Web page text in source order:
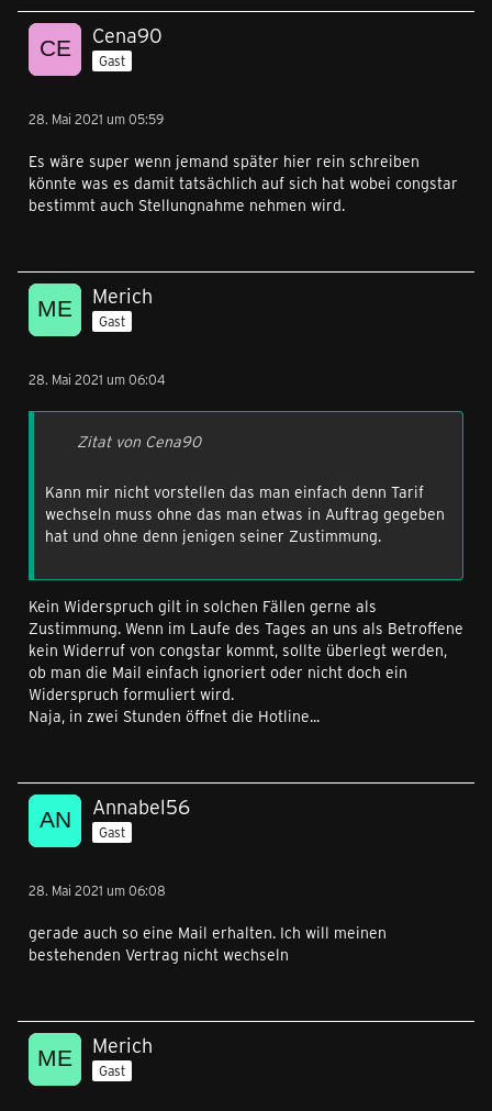
Cena90
Gast
28. Mai 2021 um 05:59
Es wäre super wenn jemand später hier rein schreiben
könnte was es damit tatsächlich auf sich hat wobei congstar
bestimmt auch Stellungnahme nehmen wird.
Merich
Gast
28. Mai 2021 um 06:04
Zitat von Cena90
Kann mir nicht vorstellen das man einfach denn Tarif
wechseln muss ohne das man etwas in Auftrag gegeben
hat und ohne denn jenigen seiner Zustimmung.
Kein Widerspruch gilt in solchen Fällen gerne als
Zustimmung. Wenn im Laufe des Tages an uns als Betroffene
kein Widerruf von congstar kommt, sollte überlegt werden,
ob man die Mail einfach ignoriert oder nicht doch ein
Widerspruch formuliert wird.
Naja, in zwei Stunden öffnet die Hotline...
Annabel56
Gast
28. Mai 2021 um 06:08
gerade auch so eine Mail erhalten. Ich will meinen
bestehenden Vertrag nicht wechseln
Merich
Gast